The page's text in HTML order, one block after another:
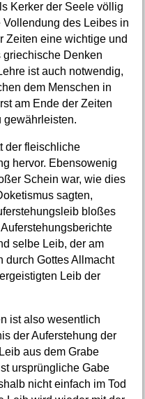
Kerker der Seele völlig
des Leibes in
Zeiten eine wichtige und
griechische Denken
ist auch notwendig,
dem Menschen in
am Ende der Zeiten
gewährleisten.
der fleischliche
hervor. Ebensowenig
Schein war, wie dies
sagten,
bloßes
selbe Leib, der am
durch Gottes Allmacht
Leib der
ist also wesentlich
der Auferstehung der
aus dem Grabe
ursprüngliche Gabe
nicht einfach im Tod